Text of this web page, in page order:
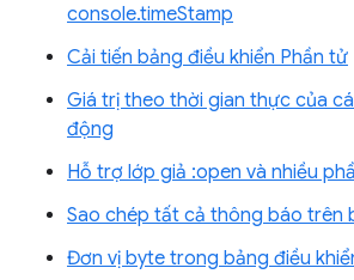
console.timeStamp
Cải tiến bảng điều khiển Phần tử
Giá trị theo thời gian thực của
động
Hỗ trợ lớp giả :open và nhiều
Sao chép tất cả thông báo trên
Đơn vị byte trong bảng điều